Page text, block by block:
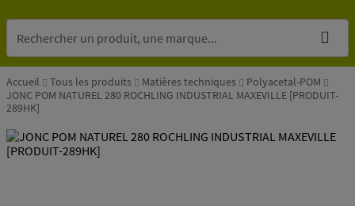
Accueil Tous les produits Matières techniques
Polyacetal-POM
JONC POM NATUREL 280 ROCHLING INDUSTRIAL MAXEVILLE [PRODUIT-
289HK]